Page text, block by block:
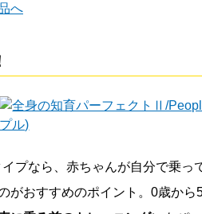
へ
プなら、赤ちゃんが自分で乗っ
がおすすめのポイント。0歳か